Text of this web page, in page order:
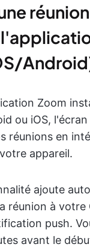
Zoom
ou iOS,
réunions en
appareil.
ajoute
réunion à votre
push.
avant le